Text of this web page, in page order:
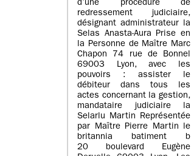
d’une procédure de
redressement judiciaire,
désignant administrateur la
Selas Anasta-Aura Prise en
la Personne de Maître Marc
Chapon 74 rue de Bonnel
69003 Lyon, avec les
pouvoirs : assister le
débiteur dans tous les
actes concernant la gestion,
mandataire judiciaire la
Selarlu Martin Représentée
par Maître Pierre Martin le
britannia batiment b
20 boulevard Eugène